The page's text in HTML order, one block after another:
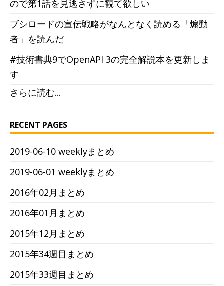
ので第1話を見逃さずに観て欲しい
ブシロードの宣伝戦略がなんとなく読める「煽動
者」を読んだ
#技術書典9でOpenAPI 3の完全解説本を更新しま
す
さらに読む...
RECENT PAGES
2019-06-10 weeklyまとめ
2019-06-01 weeklyまとめ
2016年02月まとめ
2016年01月まとめ
2015年12月まとめ
2015年34週目まとめ
2015年33週目まとめ